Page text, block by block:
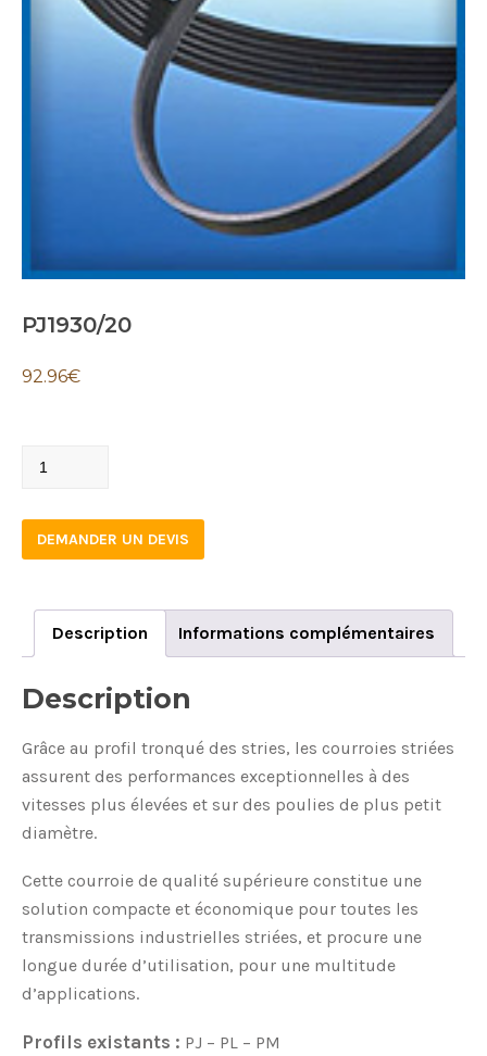
PJ1930/20
92.96€
PJ1930/20
DEMANDER UN DEVIS
Description Informations complémentaires
Description
Grâce au profil tronqué des stries, les courroies striées
assurent des performances exceptionnelles à des
vitesses plus élevées et sur des poulies de plus petit
diamètre.
Cette courroie de qualité supérieure constitue une
solution compacte et économique pour toutes les
transmissions industrielles striées, et procure une
longue durée d’utilisation, pour une multitude
d’applications.
Profils existants : PJ – PL – PM